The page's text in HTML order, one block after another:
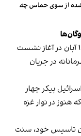
از سوی حماس چه
بنیامین نتانیاهو، نخست‌وزیر اسرائیل، ۱۸ آبان در آغاز نشست
در جریان
پیکر چهار
هنوز در نوار غزه
تاسیس خود، سنت